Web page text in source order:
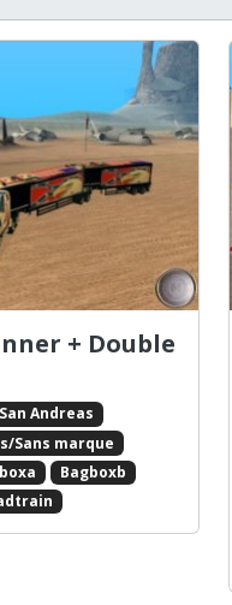
+ Double
Andreas
Sans marque
Bagboxb